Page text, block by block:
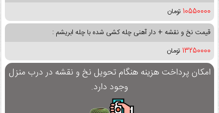
10550000 تومان
قیمت نخ و نقشه + دار آهنی چله کشی شده با چله ابریشم :
13250000 تومان
امکان پرداخت هزینه هنگام تحویل نخ و نقشه در درب منزل
وجود دارد.